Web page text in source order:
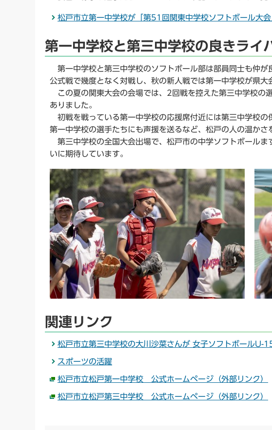
松戸市立第一中学校が「第51回関東中学校ソフトボール大会
第一中学校と第三中学校の良きライ
第一中学校と第三中学校のソフトボール部は部員同士も仲が
公式戦で幾度となく対戦し、秋の新人戦では第一中学校が県大
この夏の関東大会の会場では、2回戦を控えた第三中学校の
ありました。
初戦を戦っている第一中学校の応援席付近には第三中学校の
第一中学校の選手たちにも声援を送るなど、松戸の人の温かさ
第三中学校の全国大会出場で、松戸市の中学ソフトボール
いに期待しています。
関連リンク
松戸市立第三中学校の大川沙菜さんが 女子ソフトボールU-
スポーツの活躍
松戸市立松戸第一中学校 公式ホームページ（外部リンク）
松戸市立松戸第三中学校 公式ホームページ（外部リンク）